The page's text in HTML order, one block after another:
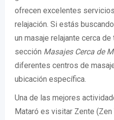
ofrecen excelentes
relajación. Si estás
un masaje relajante cerca
sección Masajes Cerca de
diferentes centros de
ubicación específica.
Una de las mejores
Mataró es visitar Zente